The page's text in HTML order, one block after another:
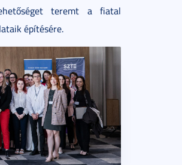
teremt a fiatal
építésére.